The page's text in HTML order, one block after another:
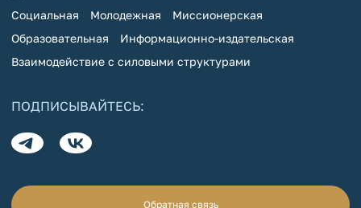
Социальная Молодежная
Миссионерская
Образовательная
Информационно-издательская
Взаимодействие с силовыми структурами
ПОДПИСЫВАЙТЕСЬ:
Обратная связь